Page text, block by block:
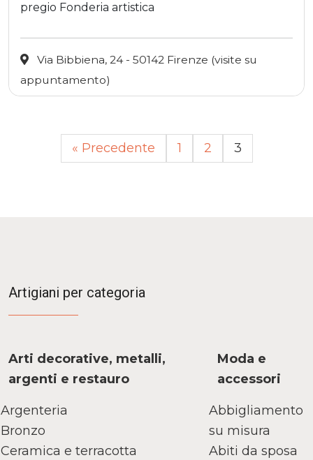
pregio Fonderia artistica
Via Bibbiena, 24 - 50142 Firenze (visite su
appuntamento)
« Precedente 1 2 3
Artigiani per categoria
Arti decorative, metalli,
argenti e restauro
Argenteria
Bronzo
Ceramica e terracotta
Moda e
accessori
Abbigliamento
su misura
Abiti da sposa